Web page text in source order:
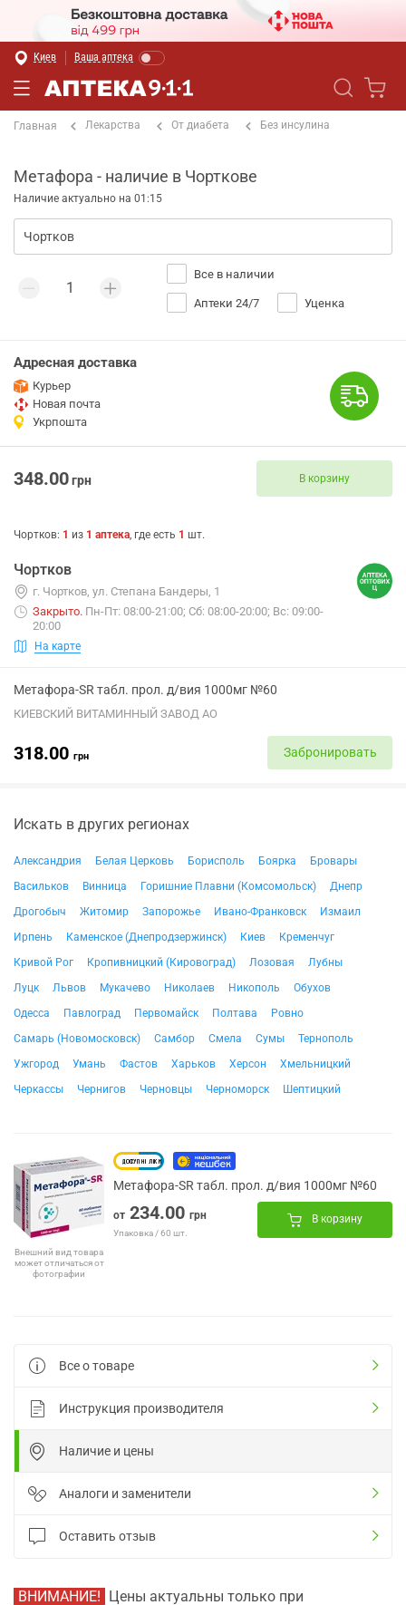
Киев Ваша аптека
Главная Лекарства От диабета Без инсулина
Метафора - наличие в Чорткове
Наличие актуально на 01:15
Все в наличии
Аптеки 24/7 Уценка
Адресная доставка
Курьер
Новая почта
Укрпошта
348.00грн В корзину
Чортков: 1 из 1 аптека, где есть 1 шт.
Чортков
г. Чортков, ул. Степана Бандеры, 1
Закрыто. Пн-Пт: 08:00-21:00; Сб: 08:00-20:00; Вс: 09:00-
20:00
На карте
Метафора-SR табл. прол. д/вия 1000мг №60
КИЕВСКИЙ ВИТАМИННЫЙ ЗАВОД АО
318.00 грн Забронировать
Искать в других регионах
Александрия Белая Церковь Борисполь Боярка
Бровары
Васильков
Винница Горишние Плавни (Комсомольск)
Днепр
Дрогобыч
Житомир Запорожье Ивано-Франковск
Измаил
Ирпень
Каменское (Днепродзержинск) Киев
Кременчуг
Кривой Рог
Кропивницкий (Кировоград) Лозовая
Лубны
Луцк
Львов Мукачево Николаев Никополь
Обухов
Одесса
Павлоград Первомайск Полтава
Ровно
Самарь (Новомосковск)
Самбор Смела Сумы
Тернополь
Ужгород
Умань Фастов Харьков Херсон
Хмельницкий
Черкассы
Чернигов Черновцы Черноморск Шептицкий
Внешний вид товара
может отличаться от
фотографии
Метафора-SR табл. прол. д/вия 1000мг №60
от 234.00 грн
Упаковка / 60 шт.
В корзину
Все о товаре
Инструкция производителя
Наличие и цены
Аналоги и заменители
Оставить отзыв
ВНИМАНИЕ! Цены актуальны только при